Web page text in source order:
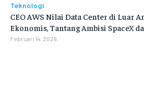
Teknologi
CEO AWS Nilai Data Center di Luar
Ekonomis, Tantang Ambisi SpaceX
Februari 14, 2026